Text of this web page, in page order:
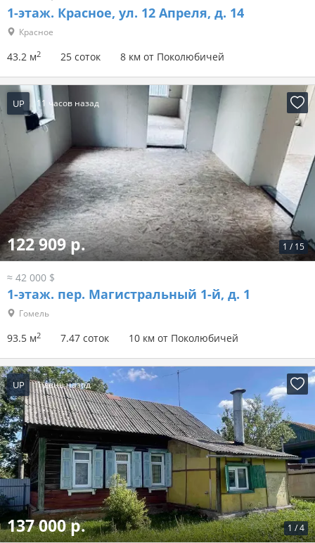
1-этаж. Красное, ул. 12 Апреля, д. 14
Красное
43.2 м2 25 соток 8 км от Поколюбичей
UP 11 часов назад
1 / 15
122 909 р.
≈ 42 000 $
1-этаж. пер. Магистральный 1-й, д. 1
Гомель
93.5 м2 7.47 соток 10 км от Поколюбичей
UP 1 день назад
1 /4
137 000 р.